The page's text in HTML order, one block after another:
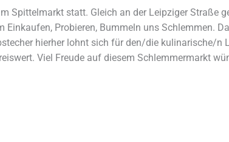
Spittelmarkt statt. Gleich an der Leipziger Straße
Probieren, Bummeln uns Schlemmen.
hierher lohnt sich für den/die kulinarische/n
Viel Freude auf diesem Schlemmermarkt